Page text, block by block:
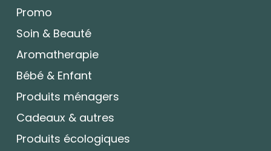
Promo
Soin & Beauté
Aromatherapie
Bébé & Enfant
Produits ménagers
Cadeaux & autres
Produits écologiques